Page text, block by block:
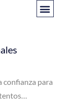
confianza para